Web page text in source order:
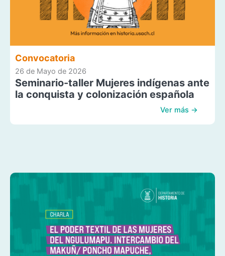
Convocatoria
26 de Mayo de 2026
Seminario-taller Mujeres indígenas ante
la conquista y colonización española
Ver más →